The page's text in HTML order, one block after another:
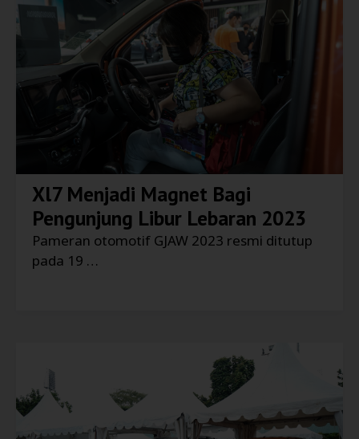
Xl7 Menjadi Magnet Bagi
Pengunjung Libur Lebaran 2023
Pameran otomotif GJAW 2023 resmi ditutup
pada 19 …